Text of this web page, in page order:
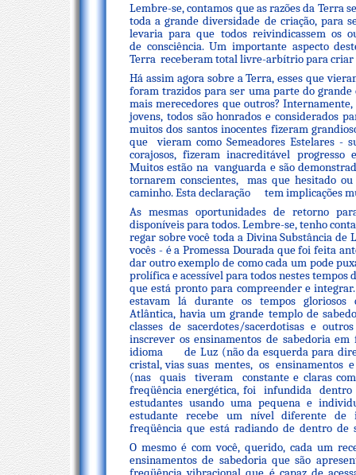
Lembre-se, contamos que as razões da Terra
toda a grande diversidade de criação, para
levaria para que todos reivindicassem os
de consciência. Um importante aspecto
Terra receberam total livre-arbítrio para criar
Há assim agora sobre a Terra, esses que
foram trazidos para ser uma parte do
mais merecedores que outros?
jovens, todos são honrados e considerados
muitos dos santos inocentes fizeram
que vieram como Semeadores Estelares -
corajosos, fizeram inacreditável
Muitos estão na vanguarda e são
tornarem conscientes, mas que hesitado ou
caminho. Esta declaração tem implicações
As mesmas oportunidades de retorno
disponíveis para todos. Lembre-se, tenho
regar sobre você toda a Divina Substância
vocês - é a Promessa Dourada que foi feita
dar outro exemplo de como cada um pode
prolífica e acessível para todos nestes tempos
que está pronto para compreender e
estavam lá durante os tempos gloriosos
Atlântica, havia um grande templo de
classes de sacerdotes/sacerdotisas e
inscrever os ensinamentos de sabedoria
idioma de Luz (não da esquerda para
cristal, vias suas mentes, os
(nas quais tiveram constante e claras
freqüência energética, foi infundida
estudantes usando uma pequena e
estudante recebe um nível diferente
freqüência que está radiando de dentro de
O mesmo é com você, querido, cada um
ensinamentos de sabedoria que são